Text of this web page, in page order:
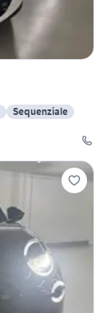
Sequenziale